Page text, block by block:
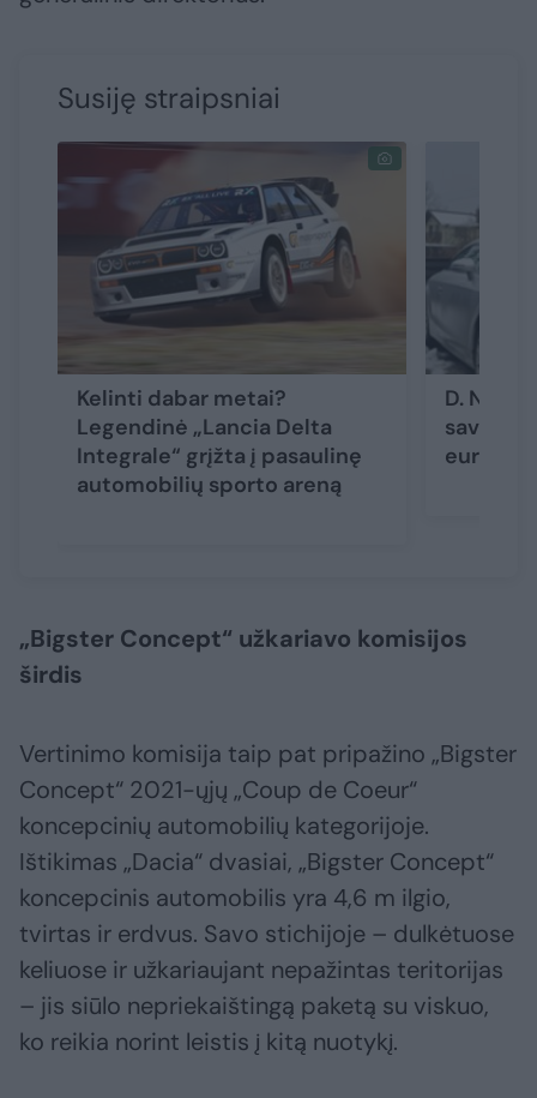
Susiję straipsniai
Kelinti dabar metai?
Legendinė „Lancia Delta
Integrale“ grįžta į pasaulinę
automobilių sporto areną
D.
savimi
eurų: jie
„Bigster Concept“ užkariavo komisijos
širdis
Vertinimo komisija taip pat pripažino „Bigster
Concept“ 2021-ųjų „Coup de Coeur“
koncepcinių automobilių kategorijoje.
Ištikimas „Dacia“ dvasiai, „Bigster Concept“
koncepcinis automobilis yra 4,6 m ilgio,
tvirtas ir erdvus. Savo stichijoje – dulkėtuose
keliuose ir užkariaujant nepažintas teritorijas
– jis siūlo nepriekaištingą paketą su viskuo,
ko reikia norint leistis į kitą nuotykį.